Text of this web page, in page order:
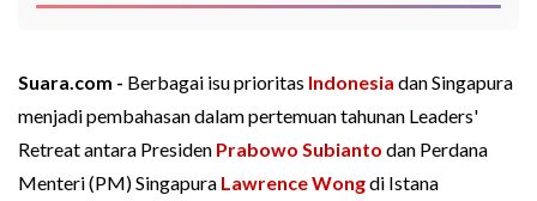
Suara.com - Berbagai isu prioritas Indonesia dan Singapura
menjadi pembahasan dalam pertemuan tahunan Leaders'
Retreat antara Presiden Prabowo Subianto dan Perdana
Menteri (PM) Singapura Lawrence Wongdi Istana